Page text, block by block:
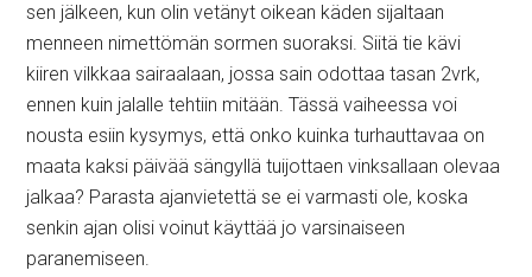
sen jälkeen, kun olin vetänyt oikean käden sijaltaan
menneen nimettömän sormen suoraksi. Siitä tie kävi
kiiren vilkkaa sairaalaan, jossa sain odottaa tasan 2vrk,
ennen kuin jalalle tehtiin mitään. Tässä vaiheessa voi
nousta esiin kysymys, että onko kuinka turhauttavaa on
maata kaksi päivää sängyllä tuijottaen vinksallaan olevaa
jalkaa? Parasta ajanvietettä se ei varmasti ole, koska
senkin ajan olisi voinut käyttää jo varsinaiseen
paranemiseen.